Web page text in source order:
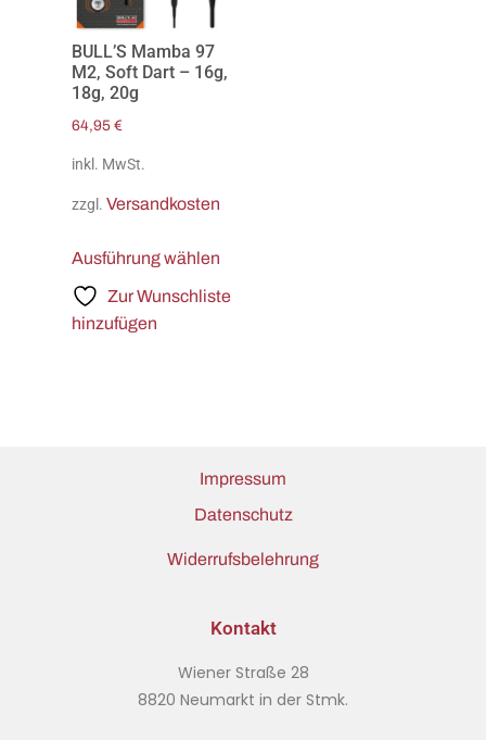
BULL’S Mamba 97
M2, Soft Dart – 16g,
18g, 20g
64,95 €
inkl. MwSt.
zzgl. Versandkosten
Ausführung wählen
Zur Wunschliste
hinzufügen
Impressum
Datenschutz
Widerrufsbelehrung
Kontakt
Wiener Straße 28
8820 Neumarkt in der Stmk.